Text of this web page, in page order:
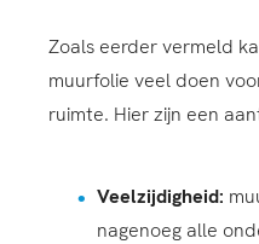
Zoals eerder vermeld
muurfolie veel doen
ruimte. Hier zijn een
Veelzijdigheid:
nagenoeg alle